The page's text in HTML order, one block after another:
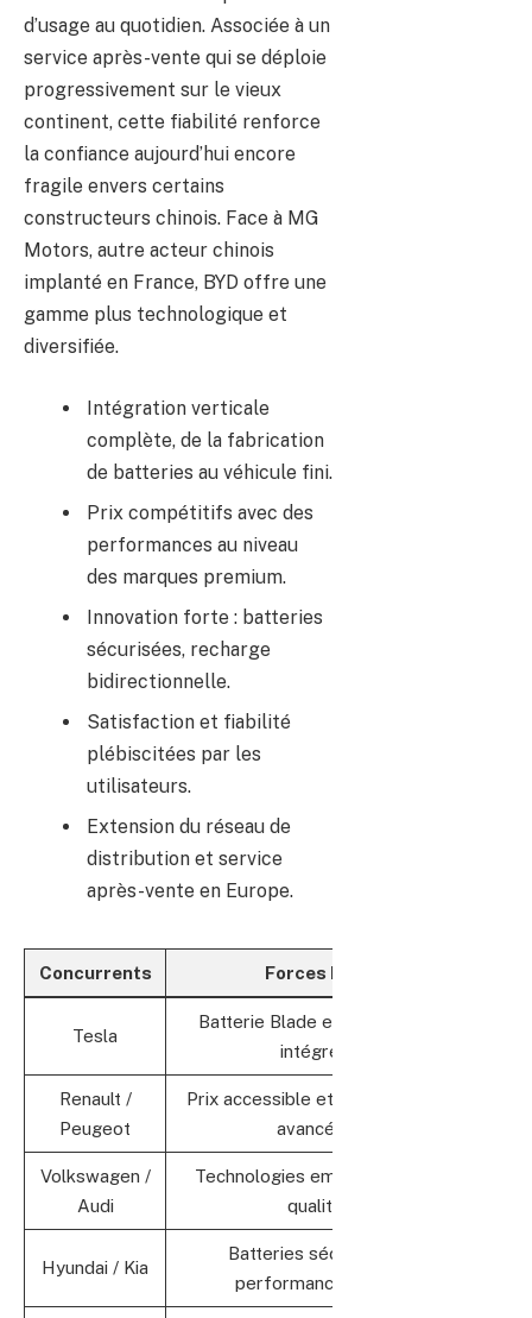
d’usage au quotidien. Associée à un
service après-vente qui se déploie
progressivement sur le vieux
continent, cette fiabilité renforce
la confiance aujourd’hui encore
fragile envers certains
constructeurs chinois. Face à MG
Motors, autre acteur chinois
implanté en France, BYD offre une
gamme plus technologique et
diversifiée.
Intégration verticale
complète, de la fabrication
de batteries au véhicule fini.
Prix compétitifs avec des
performances au niveau
des marques premium.
Innovation forte : batteries
sécurisées, recharge
bidirectionnelle.
Satisfaction et fiabilité
plébiscitées par les
utilisateurs.
Extension du réseau de
distribution et service
après-vente en Europe.
Concurrents Forces BYD
Tesla
Batterie Blade et production
intégrée
Renault /
Peugeot
Prix accessible et technologies
avancées
Volkswagen /
Audi
Technologies embarquées et
qualité
Hyundai / Kia
Batteries sécurisées,
performance fiable